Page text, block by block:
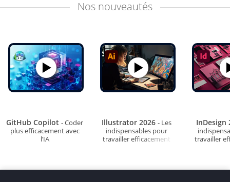
Nos nouveautés
GitHub Copilot - Coder
plus efficacement avec
l’IA
Illustrator 2026 - Les
indispensables pour
travailler efficacement
InDesign
travailler